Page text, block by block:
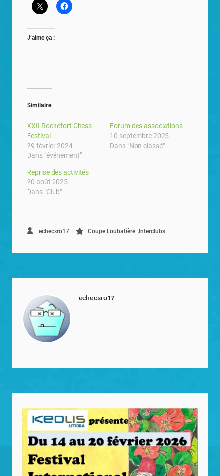
J’aime ça :
Similaire
XXII Rochefort Chess
Festival
29 février 2024
Dans "événement"
Forum des associations
10 septembre 2025
Dans "Non classé"
Reprise des activités
20 août 2025
Dans "Club"
echecsro17 Coupe Loubatière , Interclubs
echecsro17